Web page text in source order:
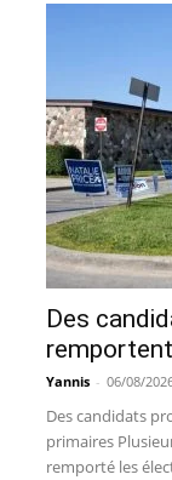
Des
Yannis - 06/08/
Des candidats
primaires
remporté les